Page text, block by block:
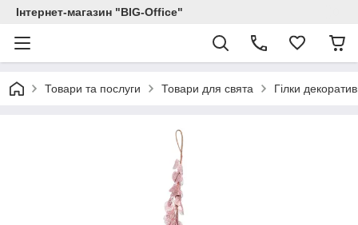
Інтернет-магазин "BIG-Office"
Товари та послуги Товари для свята Гілки